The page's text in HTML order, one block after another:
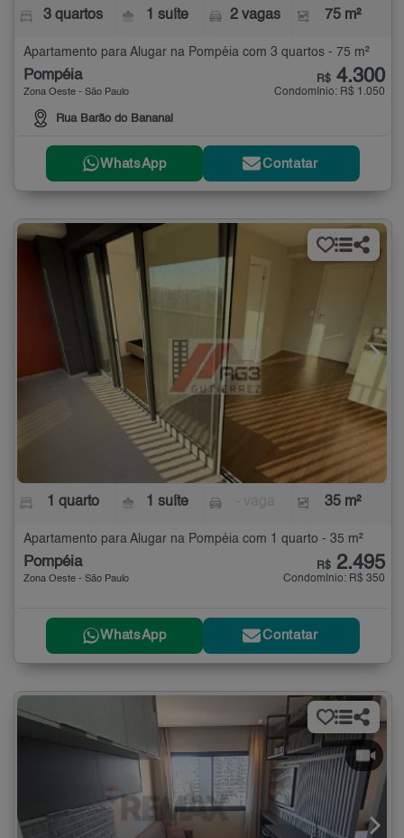
3 quartos 1 suíte 2 vagas 75 m²
Apartamento para Alugar na Pompéia com 3 quartos - 75 m²
Pompéia
Zona Oeste - São Paulo
Rua Barão do Bananal
R$ 4.300
Condomínio: R$ 1.050
WhatsApp Contatar
1 quarto 1 suíte 35 m²
Apartamento para Alugar na Pompéia com 1 quarto - 35 m²
Pompéia
Zona Oeste - São Paulo
R$ 2.495
Condomínio: R$ 350
WhatsApp Contatar